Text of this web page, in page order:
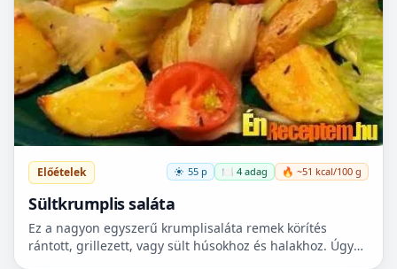
Előételek 55 p 🍽️ 4 adag 🔥 ~51 kcal/100 g
Sültkrumplis saláta
Ez a nagyon egyszerű krumplisaláta remek körítés
rántott, grillezett, vagy sült húsokhoz és halakhoz. Úgy